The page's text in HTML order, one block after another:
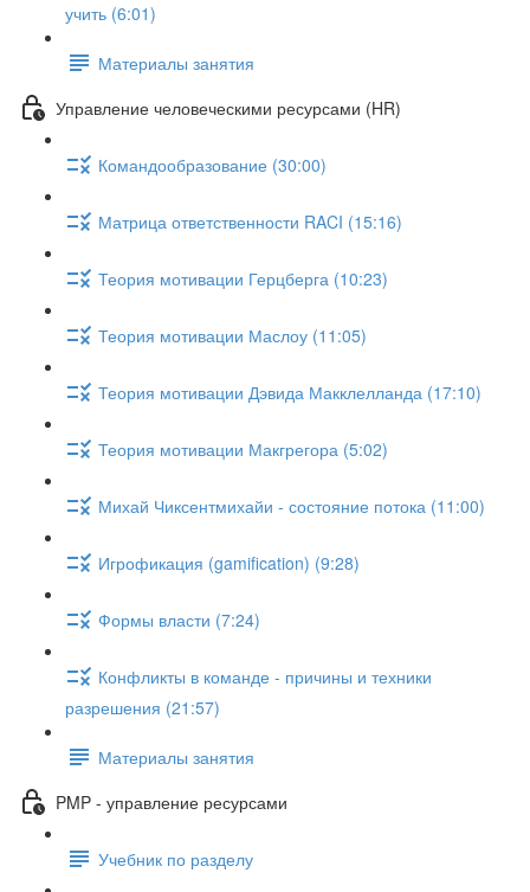
учить (6:01)
Материалы занятия
Управление человеческими ресурсами (HR)
Командообразование (30:00)
Матрица ответственности RACI (15:16)
Теория мотивации Герцберга (10:23)
Теория мотивации Маслоу (11:05)
Теория мотивации Дэвида Макклелланда (17:10)
Теория мотивации Макгрегора (5:02)
Михай Чиксентмихайи - состояние потока (11:00)
Игрофикация (gamification) (9:28)
Формы власти (7:24)
Конфликты в команде - причины и техники
разрешения (21:57)
Материалы занятия
PMP - управление ресурсами
Учебник по разделу